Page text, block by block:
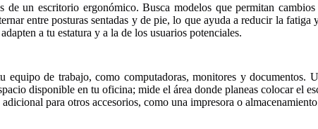
de un escritorio ergonómico. Busca modelos que permitan
entre posturas sentadas y de pie, lo que ayuda a reducir la fatiga
a tu estatura y a la de los usuarios potenciales.
de trabajo, como computadoras, monitores y documentos.
disponible en tu oficina; mide el área donde planeas colocar el
para otros accesorios, como una impresora o